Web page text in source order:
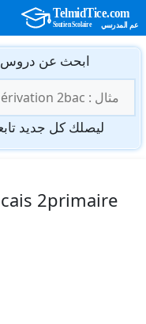
انتقل
المحتوى
ابحث عن دروس
عن:
ليصلك كل جديد
2primaire